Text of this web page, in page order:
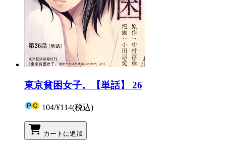
東京貧困女子。【単話】 26
104/¥114(税込)
カートに追加